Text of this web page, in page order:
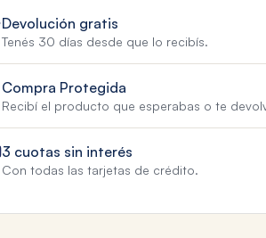
Devolución gratis
Tenés 30 días desde que lo recibís.
Compra Protegida
Recibí el producto que esperabas o te
3 cuotas sin interés
Con todas las tarjetas de crédito.